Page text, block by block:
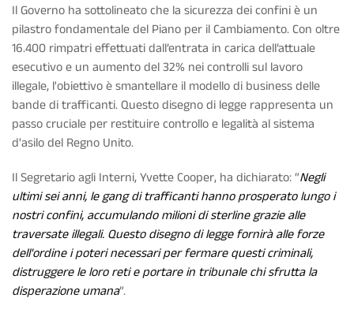
Il Governo ha sottolineato che la sicurezza dei confini è un
pilastro fondamentale del Piano per il Cambiamento. Con oltre
16.400 rimpatri effettuati dall’entrata in carica dell’attuale
esecutivo e un aumento del 32% nei controlli sul lavoro
illegale, l'obiettivo è smantellare il modello di business delle
bande di trafficanti. Questo disegno di legge rappresenta un
passo cruciale per restituire controllo e legalità al sistema
d'asilo del Regno Unito.
Il Segretario agli Interni, Yvette Cooper, ha dichiarato: “Negli
ultimi sei anni, le gang di trafficanti hanno prosperato lungo i
nostri confini, accumulando milioni di sterline grazie alle
traversate illegali. Questo disegno di legge fornirà alle forze
dell'ordine i poteri necessari per fermare questi criminali,
distruggere le loro reti e portare in tribunale chi sfrutta la
disperazione umana”.